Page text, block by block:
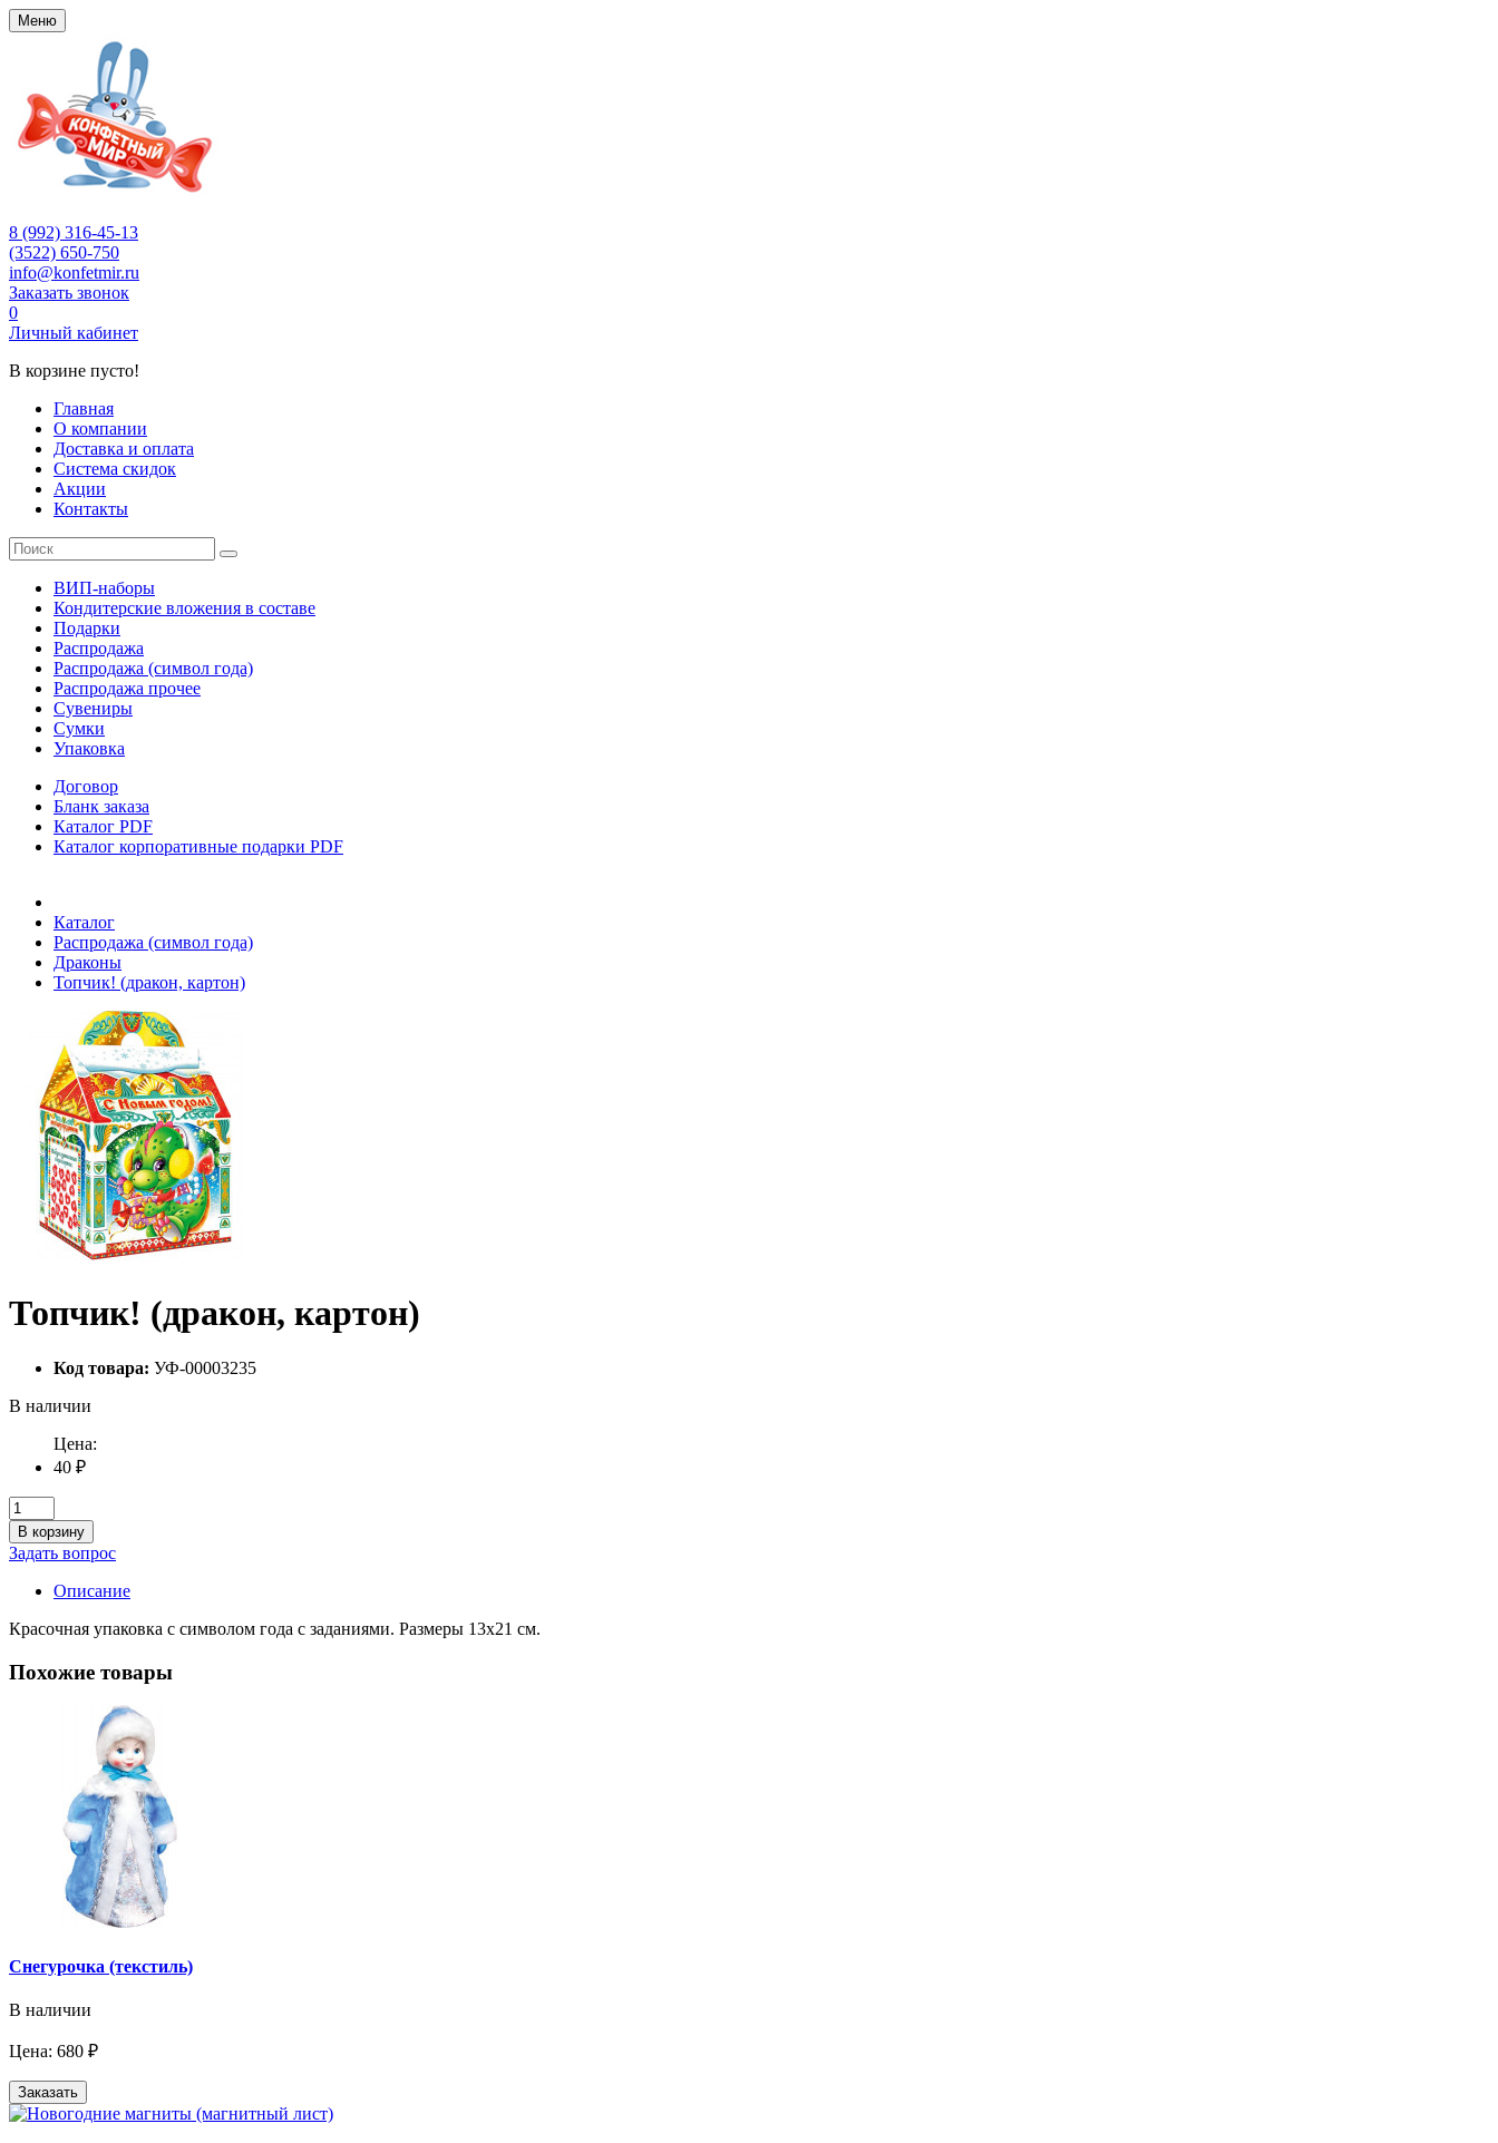
Меню
8 (992) 316-45-13
(3522) 650-750
info@konfetmir.ru
Заказать звонок
0
Личный кабинет
В корзине пусто!
Главная
О компании
Доставка и оплата
Система скидок
Акции
Контакты
ВИП-наборы
Кондитерские вложения в составе
Подарки
Распродажа
Распродажа (символ года)
Распродажа прочее
Сувениры
Сумки
Упаковка
Договор
Бланк заказа
Каталог PDF
Каталог корпоративные подарки PDF
Каталог
Распродажа (символ года)
Драконы
Топчик! (дракон, картон)
Топчик! (дракон, картон)
Код товара: УФ-00003235
В наличии
Цена:
40 ₽
В корзину
Задать вопрос
Описание
Красочная упаковка с символом года с заданиями. Размеры 13x21 см.
Похожие товары
Снегурочка (текстиль)
В наличии
Цена: 680 ₽
Заказать